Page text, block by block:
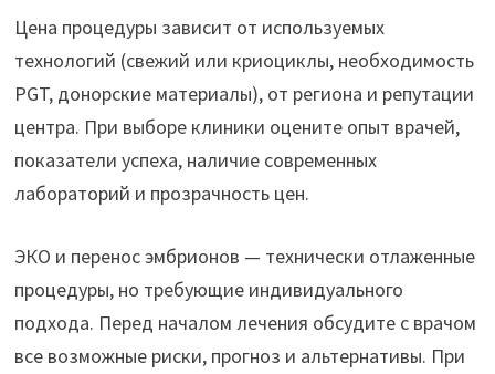
Цена процедуры зависит от используемых
технологий (свежий или криоциклы, необходимость
PGT, донорские материалы), от региона и репутации
центра. При выборе клиники оцените опыт врачей,
показатели успеха, наличие современных
лабораторий и прозрачность цен.
ЭКО и перенос эмбрионов — технически отлаженные
процедуры, но требующие индивидуального
подхода. Перед началом лечения обсудите с врачом
все возможные риски, прогноз и альтернативы. При